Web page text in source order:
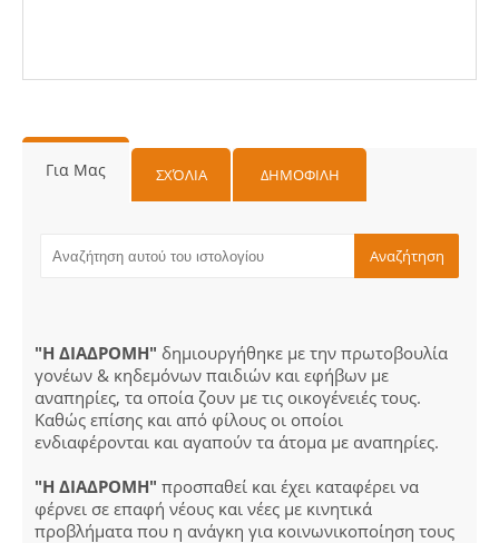
Για Μας ΣΧΌΛΙΑ ΔΗΜΟΦΙΛΗ
"Η ΔΙΑΔΡΟΜΗ" δημιουργήθηκε με την πρωτοβουλία
γονέων & κηδεμόνων παιδιών και εφήβων με
αναπηρίες, τα οποία ζουν με τις οικογένειές τους.
Καθώς επίσης και από φίλους οι οποίοι
ενδιαφέρονται και αγαπούν τα άτομα με αναπηρίες.
"Η ΔΙΑΔΡΟΜΗ" προσπαθεί και έχει καταφέρει να
φέρνει σε επαφή νέους και νέες με κινητικά
προβλήματα που η ανάγκη για κοινωνικοποίηση τους